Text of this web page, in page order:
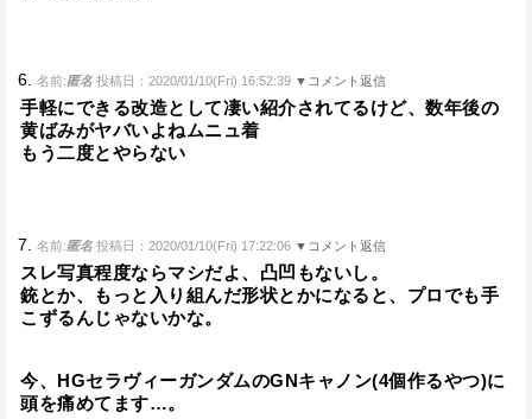
6. 名前:匿名 投稿日：2020/01/10(Fri) 16:52:39 ▼コメント返信
手軽にできる改造として凄い紹介されてるけど、数年後の
黄ばみがヤバいよねムニュ着
もう二度とやらない
7. 名前:匿名 投稿日：2020/01/10(Fri) 17:22:06 ▼コメント返信
スレ写真程度ならマシだよ、凸凹もないし。
銃とか、もっと入り組んだ形状とかになると、プロでも手
こずるんじゃないかな。
今、HGセラヴィーガンダムのGNキャノン(4個作るやつ)に
頭を痛めてます…。